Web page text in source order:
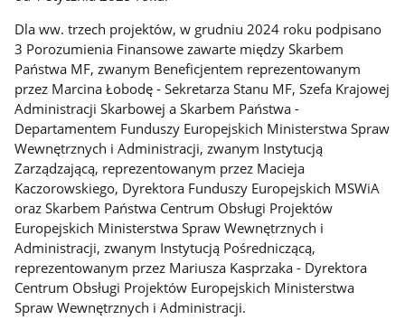
Dla ww. trzech projektów, w grudniu 2024 roku podpisano
3 Porozumienia Finansowe zawarte między Skarbem
Państwa MF, zwanym Beneficjentem reprezentowanym
przez Marcina Łobodę - Sekretarza Stanu MF, Szefa Krajowej
Administracji Skarbowej a Skarbem Państwa -
Departamentem Funduszy Europejskich Ministerstwa Spraw
Wewnętrznych i Administracji, zwanym Instytucją
Zarządzającą, reprezentowanym przez Macieja
Kaczorowskiego, Dyrektora Funduszy Europejskich MSWiA
oraz Skarbem Państwa Centrum Obsługi Projektów
Europejskich Ministerstwa Spraw Wewnętrznych i
Administracji, zwanym Instytucją Pośredniczącą,
reprezentowanym przez Mariusza Kasprzaka - Dyrektora
Centrum Obsługi Projektów Europejskich Ministerstwa
Spraw Wewnętrznych i Administracji.